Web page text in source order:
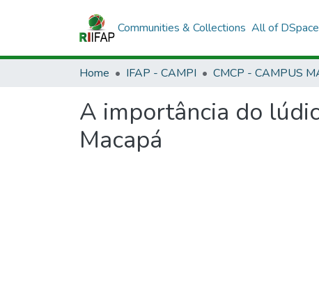
Communities & Collections All of DSpace
Home IFAP - CAMPI
A importância do
Macapá